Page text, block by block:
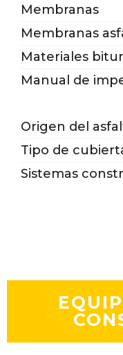
Membranas
Membranas
Materiales
Manual de
Origen del
Tipo de
Sistemas